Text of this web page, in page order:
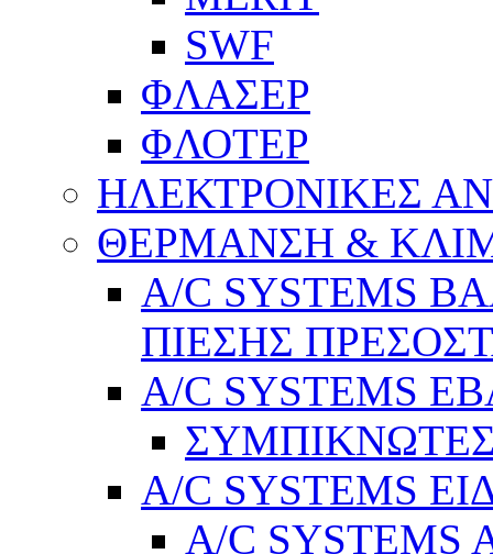
SWF
ΦΛΑΣΕΡ
ΦΛΟΤΕΡ
ΗΛΕΚΤΡΟΝΙΚΕΣ
ΘΕΡΜΑΝΣΗ &
A/C SYSTEMS
ΠΙΕΣΗΣ
A/C SYSTEMS
A/C SYSTEMS
A/C SYSTEMS